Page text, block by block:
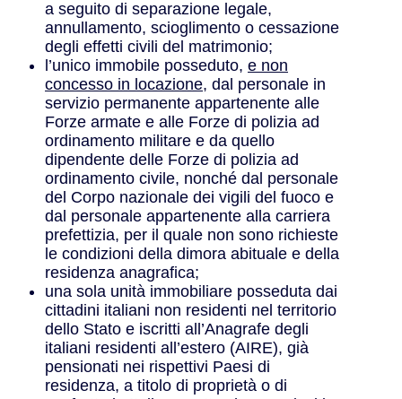
a seguito di separazione legale,
annullamento, scioglimento o cessazione
degli effetti civili del matrimonio;
l’unico immobile posseduto, e non
concesso in locazione, dal personale in
servizio permanente appartenente alle
Forze armate e alle Forze di polizia ad
ordinamento militare e da quello
dipendente delle Forze di polizia ad
ordinamento civile, nonché dal personale
del Corpo nazionale dei vigili del fuoco e
dal personale appartenente alla carriera
prefettizia, per il quale non sono richieste
le condizioni della dimora abituale e della
residenza anagrafica;
una sola unità immobiliare posseduta dai
cittadini italiani non residenti nel territorio
dello Stato e iscritti all’Anagrafe degli
italiani residenti all’estero (AIRE), già
pensionati nei rispettivi Paesi di
residenza, a titolo di proprietà o di